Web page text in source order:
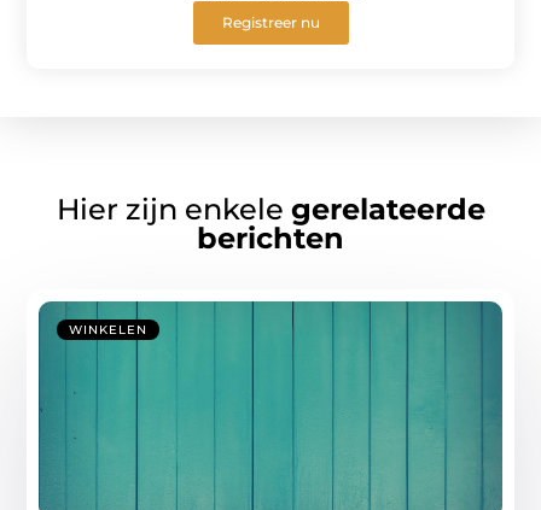
Registreer nu
Hier zijn enkele gerelateerde
berichten
WINKELEN